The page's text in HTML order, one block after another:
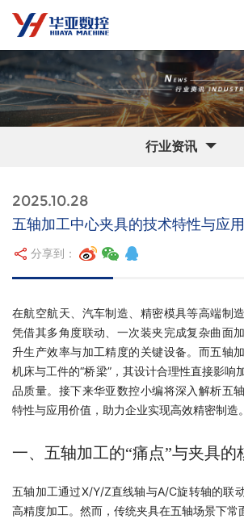
行业资讯
2025.10.28
五轴加工中心夹具的技术特性与应
分享到：
在航空航天、汽车制造、精密模具等高端制
凭借其多角度联动、一次装夹完成复杂曲面
升生产效率与加工精度的关键设备。而五轴
机床与工件的“桥梁”，其设计合理性直接影响
品质量。接下来华亚数控小编将深入解析五
特性与应用价值，助力企业实现高效精密制造。
一、五轴加工的“痛点”与夹具的
五轴加工通过X/Y/Z直线轴与A/C旋转轴的联
高精度加工。然而，传统夹具在五轴场景下常